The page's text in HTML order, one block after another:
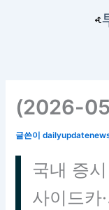
(2026-
글쓴이
국내 증
사이드카